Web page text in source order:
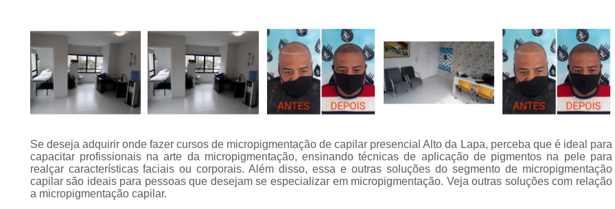
Curso
Cursos de
Cursos de Micropigmentação de
Micropigmentação Capilar com
Micropigmentação Capilar
Micropigmentação Capilar nas
Se deseja adquirir onde fazer cursos de micropigmentação de capilar presencial Alto da Lapa, perceba que é ideal para
capacitar profissionais na arte da micropigmentação, ensinando técnicas de aplicação de pigmentos na pele para
realçar características faciais ou corporais. Além disso, essa e outras soluções do segmento de micropigmentação
capilar são ideais para pessoas que desejam se especializar em micropigmentação. Veja outras soluções com relação
a micropigmentação capilar.